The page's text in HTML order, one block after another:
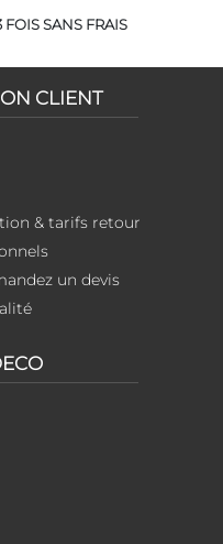
SANS FRAIS
CLIENT
& tarifs retour
un devis